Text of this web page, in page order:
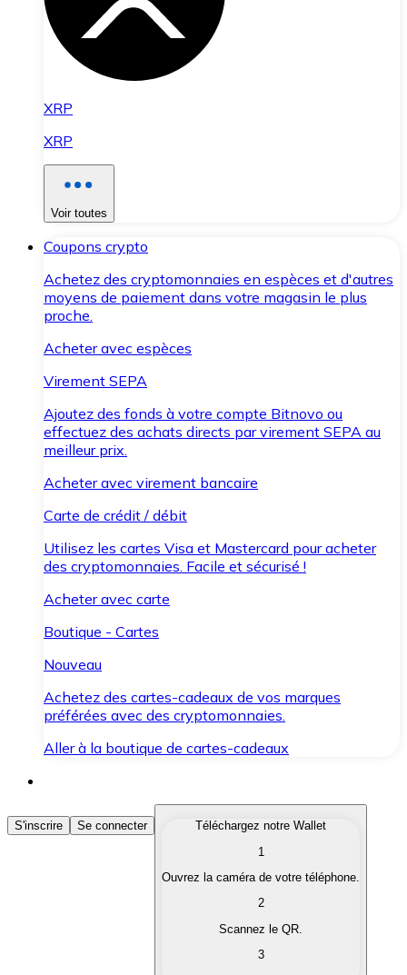
XRP
XRP
Voir toutes
Coupons crypto
Achetez des cryptomonnaies en espèces et d'autres
moyens de paiement dans votre magasin le plus
proche.
Acheter avec espèces
Virement SEPA
Ajoutez des fonds à votre compte Bitnovo ou
effectuez des achats directs par virement SEPA au
meilleur prix.
Acheter avec virement bancaire
Carte de crédit / débit
Utilisez les cartes Visa et Mastercard pour acheter
des cryptomonnaies. Facile et sécurisé !
Acheter avec carte
Boutique - Cartes
Nouveau
Achetez des cartes-cadeaux de vos marques
préférées avec des cryptomonnaies.
Aller à la boutique de cartes-cadeaux
Acheter des Cryptomonnaies
Achetez les cryptomonnaies qui vous intéressent
Convertissez vos cryptomonnaies en monnaie
S'inscrire Se connecter
Téléchargez notre Wallet
1
Ouvrez la caméra de votre téléphone.
2
Scannez le QR.
3